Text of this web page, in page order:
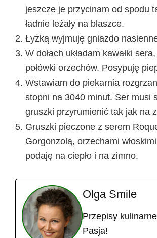
jeszcze je przycinam od spodu
ładnie leżały na blaszce.
Łyżką wyjmuję gniazdo
W dołach układam kawałki
połówki orzechów. Posypuję
Wstawiam do piekarnia
stopni na 3040 minut. Ser musi
gruszki przyrumienić tak jak na
Gruszki pieczone z serem
Gorgonzolą, orzechami
podaję na ciepło i na zimno.
Olga Smile
Przepisy
Pasja!